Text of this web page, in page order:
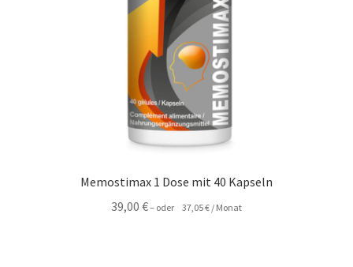
Memostimax 1 Dose mit 40 Kapseln
39,00€– oder 37,05€ / Monat